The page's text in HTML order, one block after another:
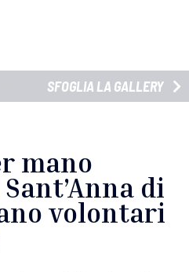
SFOGLIA LA GALLERY
mano
di
volontari